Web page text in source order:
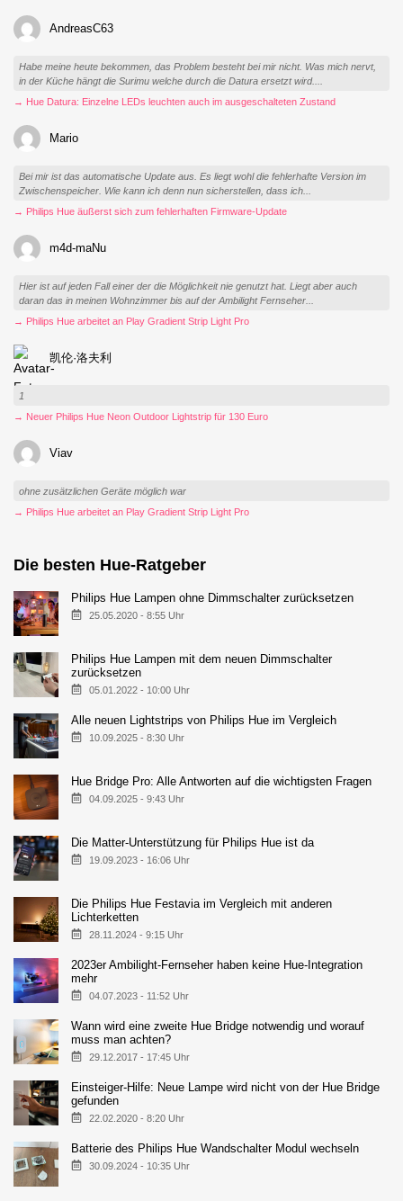
AndreasC63
Habe meine heute bekommen, das Problem besteht bei mir nicht. Was mich nervt,
in der Küche hängt die Surimu welche durch die Datura ersetzt wird....
→ Hue Datura: Einzelne LEDs leuchten auch im ausgeschalteten Zustand
Mario
Bei mir ist das automatische Update aus. Es liegt wohl die fehlerhafte Version im
Zwischenspeicher. Wie kann ich denn nun sicherstellen, dass ich...
→ Philips Hue äußerst sich zum fehlerhaften Firmware-Update
m4d-maNu
Hier ist auf jeden Fall einer der die Möglichkeit nie genutzt hat. Liegt aber auch
daran das in meinen Wohnzimmer bis auf der Ambilight Fernseher...
→ Philips Hue arbeitet an Play Gradient Strip Light Pro
凯伦·洛夫利
1
→ Neuer Philips Hue Neon Outdoor Lightstrip für 130 Euro
Viav
ohne zusätzlichen Geräte möglich war
→ Philips Hue arbeitet an Play Gradient Strip Light Pro
Die besten Hue-Ratgeber
Philips Hue Lampen ohne Dimmschalter zurücksetzen
25.05.2020 - 8:55 Uhr
Philips Hue Lampen mit dem neuen Dimmschalter
zurücksetzen
05.01.2022 - 10:00 Uhr
Alle neuen Lightstrips von Philips Hue im Vergleich
10.09.2025 - 8:30 Uhr
Hue Bridge Pro: Alle Antworten auf die wichtigsten Fragen
04.09.2025 - 9:43 Uhr
Die Matter-Unterstützung für Philips Hue ist da
19.09.2023 - 16:06 Uhr
Die Philips Hue Festavia im Vergleich mit anderen
Lichterketten
28.11.2024 - 9:15 Uhr
2023er Ambilight-Fernseher haben keine Hue-Integration
mehr
04.07.2023 - 11:52 Uhr
Wann wird eine zweite Hue Bridge notwendig und worauf
muss man achten?
29.12.2017 - 17:45 Uhr
Einsteiger-Hilfe: Neue Lampe wird nicht von der Hue Bridge
gefunden
22.02.2020 - 8:20 Uhr
Batterie des Philips Hue Wandschalter Modul wechseln
30.09.2024 - 10:35 Uhr